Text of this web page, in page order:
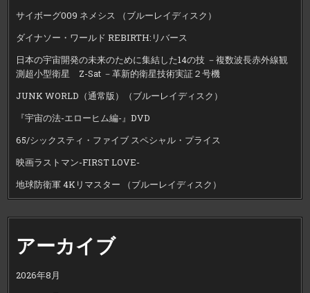
サイボーグ009 ネメシス （ブルーレイディスク）
ダイナソー・ワールド REBIRTH:リバース
日本の宇宙開発の未来のために集結した14の技 －複数波長赤外線観
測超小型衛星 Z-Sat －革新的衛星技術実証２号機
JUNK WORLD（通常版）（ブルーレイディスク）
『宇宙の法-エローヒム編-』DVD
65/シックスティ・ファイブ スペシャル・プライス
映画ラストマン-FIRST LOVE-
地球防衛軍 4Kリマスター （ブルーレイディスク）
アーカイブ
2026年8月